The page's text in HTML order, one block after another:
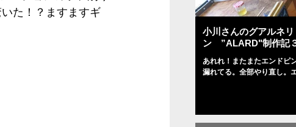
た！？ますますギ
小川さんのグアルネ
ン ”ALARD"制作記
あれれ！またまたエンドピ
漏れてる。全部やり直し。